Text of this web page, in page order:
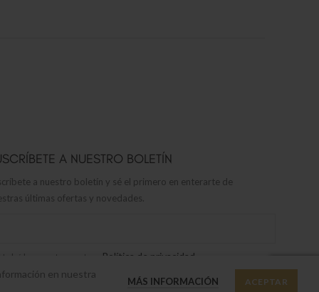
A NUESTRO BOLETÍN
a nuestro boletín y sé el primero en enterarte de
últimas ofertas y novedades.
He leído y acepto nuestra Política de privacidad
en nuestra
MÁS INFORMACIÓN ACEPTAR